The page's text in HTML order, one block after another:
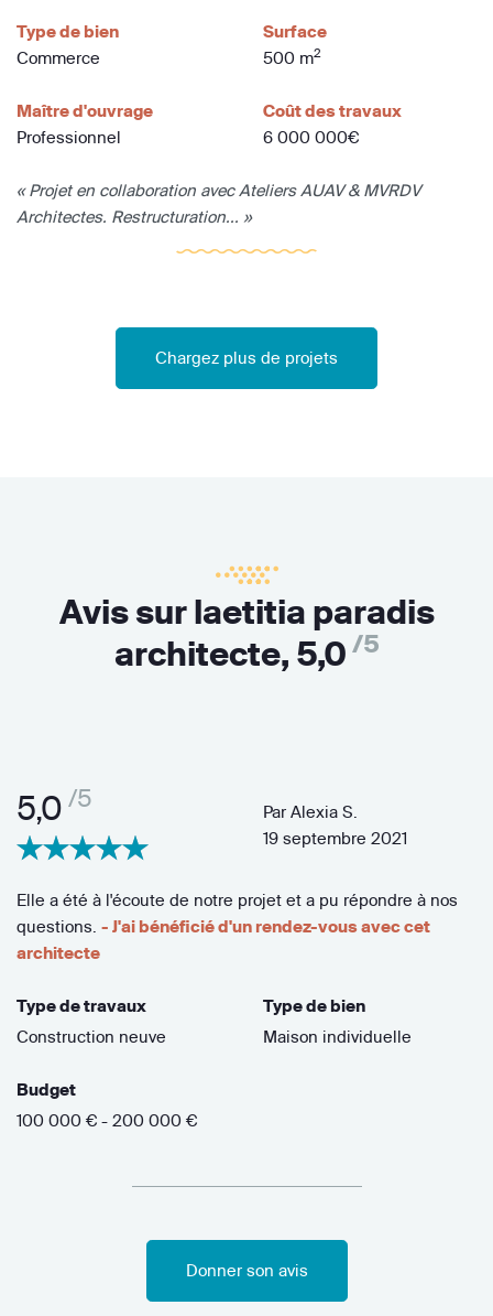
Type de bien
Commerce
Surface
500 m2
Maître d'ouvrage
Professionnel
Coût des travaux
6 000 000€
« Projet en collaboration avec Ateliers AUAV & MVRDV
Architectes. Restructuration... »
Chargez plus de projets
Avis sur laetitia paradis
architecte, 5,0 /5
5,0 /5 Par Alexia S.
19 septembre 2021
Elle a été à l'écoute de notre projet et a pu répondre à nos
questions. - J'ai bénéficié d'un rendez-vous avec cet
architecte
Type de travaux
Construction neuve
Type de bien
Maison individuelle
Budget
100 000 € - 200 000 €
Donner son avis